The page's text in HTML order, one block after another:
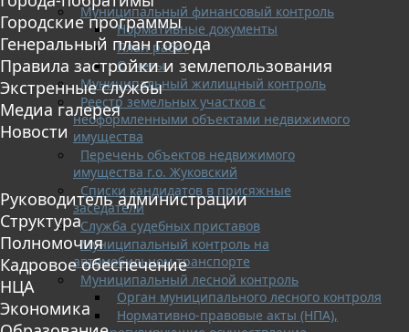
Муниципальный финансовый контроль
Нормативные документы
План работ
Отчеты
Муниципальный жилищный контроль
Реестр земельных участков с
неоформленными объектами недвижимого
имущества
Перечень объектов недвижимого
имущества г.о. Жуковский
Списки кандидатов в присяжные
заседатели
Служба судебных приставов
Муниципальный контроль на
автомобильном транспорте
Муниципальный лесной контроль
Орган муниципального лесного контроля
Нормативно-правовые акты (НПА),
Городские программы
Генеральный план города
Правила застройки и землепользования
Экстренные службы
Медиа галерея
Новости
Руководитель администрации
Структура
Полномочия
Кадровое обеспечение
НЦА
Экономика